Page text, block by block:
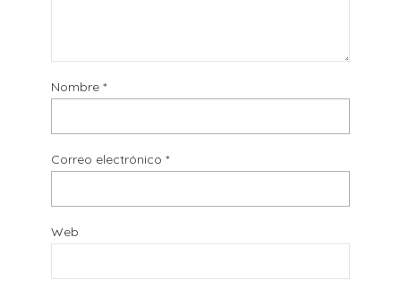
Nombre *
Correo electrónico *
Web